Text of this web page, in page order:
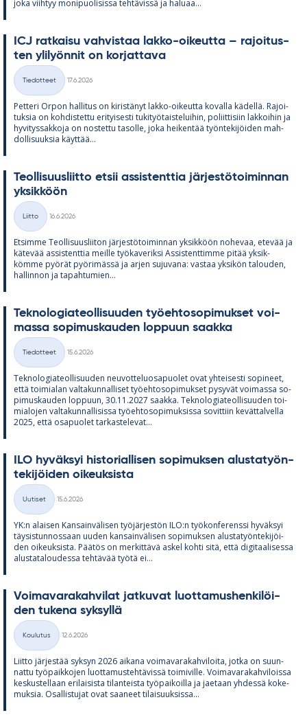
joka viih­tyy mo­ni­puo­li­sissa teh­tä­vissä ja ha­luaa...
ICJ rat­kaisu vah­vis­taa lakko-oi­keutta – ra­joi­tus­
ten yli­lyön­nit on kor­jat­tava
Kategoriat
Tiedotteet
17.6.2026
Pet­teri Or­pon hal­li­tus on ki­ris­tä­nyt lakko-oi­keutta ko­valla kä­dellä. Ra­joi­
tuk­sia on koh­dis­tettu eri­tyi­sesti tu­ki­työ­tais­te­lui­hin, po­liit­ti­siin lak­koi­hin ja
hy­vi­tys­sak­koja on nos­tettu ta­solle, joka hei­ken­tää työn­te­ki­jöi­den mah­
dol­li­suuk­sia käyt­tää...
Teol­li­suus­liitto et­sii as­sis­tent­tia jär­jes­tö­toi­min­nan
yk­sik­köön
Kategoriat
Liitto
16.6.2026
Et­simme Teol­li­suus­lii­ton jär­jes­tö­toi­min­nan yk­sik­köön no­he­vaa, ete­vää ja
kä­te­vää as­sis­tent­tia meille työ­ka­ve­riksi As­sis­tent­timme pi­tää yk­sik­
kömme pyö­rät pyö­ri­mässä ja ar­jen su­ju­vana: vas­taa yk­si­kön ta­lou­den,
hal­lin­non ja ta­pah­tu­mien...
Tek­no­lo­gia­teol­li­suu­den työ­eh­to­so­pi­muk­set voi­
massa so­pi­mus­kau­den lop­puun saakka
Kategoriat
Tiedotteet
15.6.2026
Tek­no­lo­gia­teol­li­suu­den neu­vot­te­luos­a­puo­let ovat yh­tei­sesti so­pi­neet,
että toi­mia­lan val­ta­kun­nal­li­set työ­eh­to­so­pi­muk­set py­sy­vät voi­massa so­
pi­mus­kau­den lop­puun, 30.11.2027 saakka. Tek­no­lo­gia­teol­li­suu­den toi­
mia­lo­jen val­ta­kun­nal­li­sissa työ­eh­to­so­pi­muk­sissa so­vit­tiin ke­vät­tal­vella
2025, että os­a­puo­let tar­kas­te­le­vat...
ILO hy­väk­syi his­to­rial­li­sen so­pi­muk­sen alus­ta­työn­
te­ki­jöi­den oi­keuk­sista
Kategoriat
Uutiset
15.6.2026
YK:n alai­sen Kan­sain­vä­li­sen työ­jär­jes­tön ILO:n työ­kon­fe­renssi hy­väk­syi
täy­sis­tun­nos­saan uu­den kan­sain­vä­li­sen so­pi­muk­sen alus­ta­työn­te­ki­jöi­
den oi­keuk­sista. Pää­tös on mer­kit­tävä as­kel kohti sitä, että di­gi­taa­li­sessa
alus­ta­ta­lou­dessa teh­tä­vää työtä ei...
Voi­ma­va­ra­kah­vi­lat jat­ku­vat luot­ta­mus­hen­ki­löi­
den tu­kena syk­syllä
Kategoriat
Koulutus
12.6.2026
Liitto jär­jes­tää syk­syn 2026 ai­kana voi­ma­va­ra­kah­vi­loita, jotka on suun­
nattu työ­paik­ko­jen luot­ta­mus­teh­tä­vissä toi­mi­ville. Voi­ma­va­ra­kah­vi­loissa
kes­kus­tel­laan eri­lai­sista ti­lan­teista työ­pai­koilla ja jae­taan yh­dessä ko­ke­
muk­sia. Osal­lis­tu­jat ovat saa­neet ti­lai­suuk­sissa...